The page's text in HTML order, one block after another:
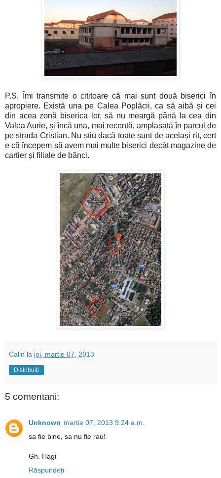
P.S. Îmi transmite o cititoare că mai sunt două biserici în
apropiere. Există una pe Calea Poplăcii, ca să aibă și cei
din acea zonă biserica lor, să nu meargă până la cea din
Valea Aurie, și încă una, mai recentă, amplasată în parcul de
pe strada Cristian. Nu știu dacă toate sunt de același rit, cert
e că începem să avem mai multe biserici decât magazine de
cartier și filiale de bănci.
Calin la joi, martie 07, 2013
Distribuiți
5 comentarii:
Unknown martie 07, 2013 9:24 a.m.
sa fie bine, sa nu fie rau!
Gh. Hagi
Răspundeți